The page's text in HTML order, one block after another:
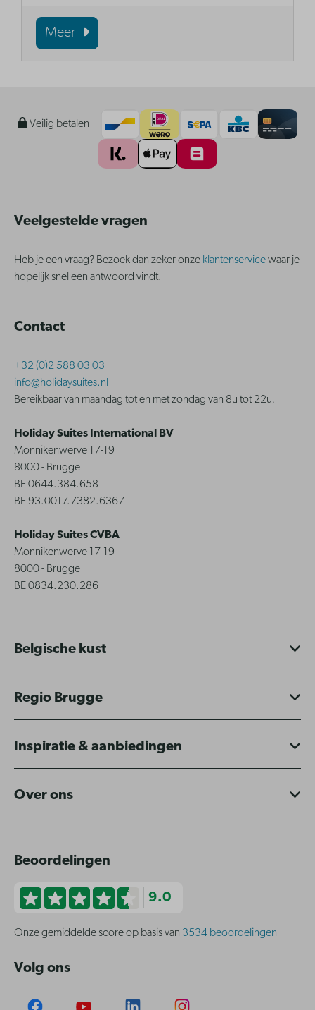
Meer
Veilig betalen
Veelgestelde vragen
Heb je een vraag? Bezoek dan zeker onze klantenservicewaar je
hopelijk snel een antwoord vindt.
Contact
+32 (0)2 588 03 03
info@holidaysuites.nl
Bereikbaar van maandag tot en met zondag van 8u tot 22u.
Holiday Suites International BV
Monnikenwerve 17-19
8000 - Brugge
BE 0644.384.658
BE 93.0017.7382.6367
Holiday Suites CVBA
Monnikenwerve 17-19
8000 - Brugge
BE 0834.230.286
Belgische kust
Regio Brugge
Inspiratie & aanbiedingen
Over ons
Beoordelingen
9.0
Onze gemiddelde score op basis van 3534 beoordelingen
Volg ons